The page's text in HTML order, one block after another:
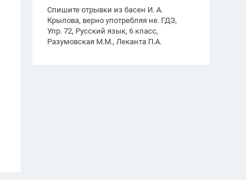
Спишите отрывки из басен И. А.
Крылова, верно употребляя не. ГДЗ,
Упр. 72, Русский язык, 6 класс,
Разумовская М.М., Леканта П.А.